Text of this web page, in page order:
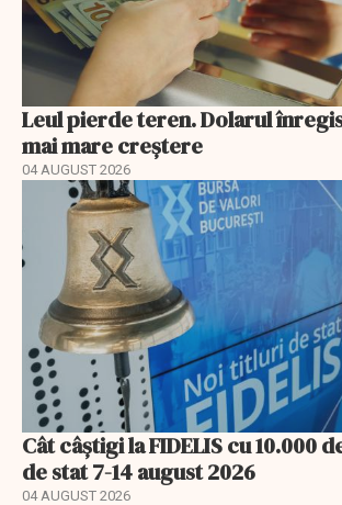
Leul pierde teren. Dolarul
mai mare creștere
04 AUGUST 2026
Cât câștigi la FIDELIS cu 10.000
de stat 7-14 august 2026
04 AUGUST 2026